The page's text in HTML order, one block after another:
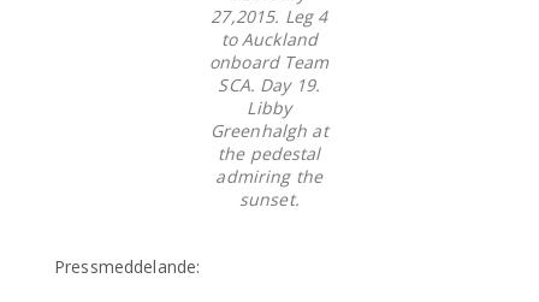
27,2015. Leg 4
to Auckland
onboard Team
SCA. Day 19.
Libby
Greenhalgh at
the pedestal
admiring the
sunset.
Pressmeddelande: